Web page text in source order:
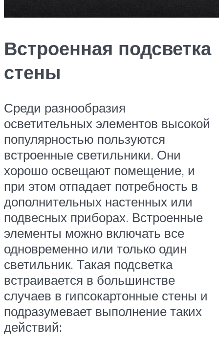
Встроенная подсветка
стены
Среди разнообразия
осветительных элементов высокой
популярностью пользуются
встроенные светильники. Они
хорошо освещают помещение, и
при этом отпадает потребность в
дополнительных настенных или
подвесных приборах. Встроенные
элементы можно включать все
одновременно или только один
светильник. Такая подсветка
встраивается в большинстве
случаев в гипсокартонные стены и
подразумевает выполнение таких
действий: